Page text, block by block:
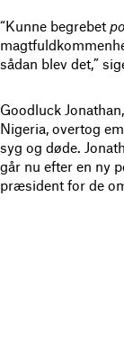
“Kunne begrebet
sådan blev det,”
Goodluck
Nigeria, overtog
syg og døde.
går nu efter en ny
præsident for de